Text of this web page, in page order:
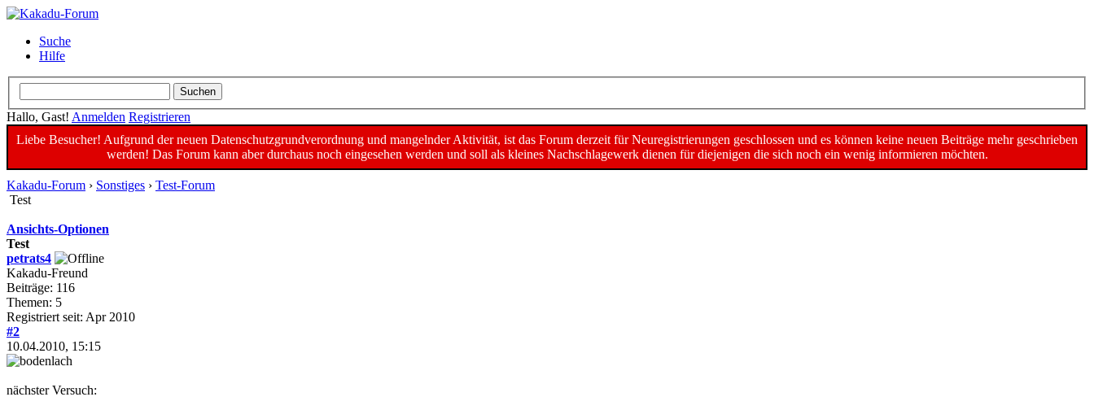
Suche
Hilfe
Hallo, Gast! Anmelden Registrieren
Liebe Besucher! Aufgrund der neuen Datenschutzgrundverordnung und mangelnder Aktivität, ist das Forum derzeit für Neuregistrierungen geschlossen und es können keine neuen Beiträge mehr geschrieben
werden! Das Forum kann aber durchaus noch eingesehen werden und soll als kleines Nachschlagewerk dienen für diejenigen die sich noch ein wenig informieren möchten.
Kakadu-Forum › Sonstiges › Test-Forum
Test
Ansichts-Optionen
Test
petrats4
Kakadu-Freund
Beiträge: 116
Themen: 5
Registriert seit: Apr 2010
#2
10.04.2010, 15:15
nächster Versuch: